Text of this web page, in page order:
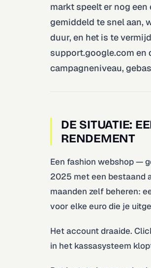
markt speelt er nog
gemiddeld te snel aan,
duur, en het is te
support.google.com en
campagneniveau,
DE SITUATIE:
RENDEMENT
Een fashion webshop —
2025 met een bestaand
maanden zelf beheren:
voor elke euro die je
Het account draaide.
in het kassasysteem